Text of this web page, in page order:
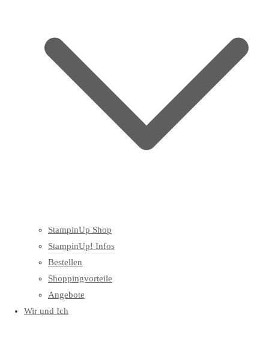
StampinUp Shop
StampinUp! Infos
Bestellen
Shoppingvorteile
Angebote
Wir und Ich